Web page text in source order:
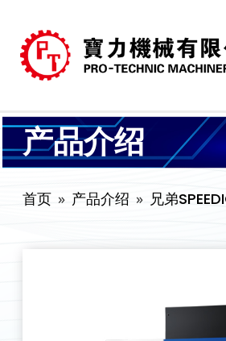
产品介绍
首页 产品介绍 兄弟